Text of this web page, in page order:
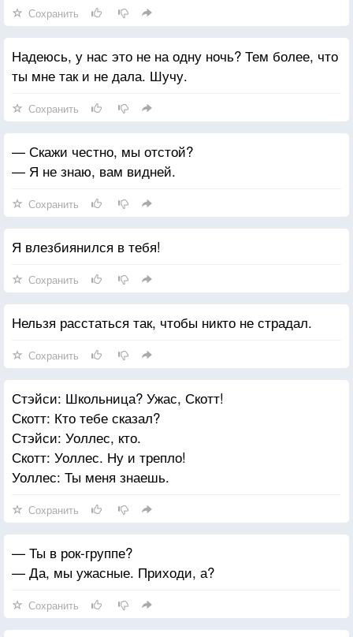
Вам, что скоро мы с Вами сразимся. Меня зовут
Мэтью Пателл и бла бла Предупреждаю, один на
один Семеро злых бла бла » Это же Это же
— Что?!
Сохранить
Надеюсь, у нас это не на одну ночь? Тем более, что
ты мне так и не дала. Шучу.
Сохранить
— Скажи честно, мы отстой?
— Я не знаю, вам видней.
Сохранить
Я влезбиянился в тебя!
Сохранить
Нельзя расстаться так, чтобы никто не страдал.
Сохранить
Стэйси: Школьница? Ужас, Скотт!
Скотт: Кто тебе сказал?
Стэйси: Уоллес, кто.
Скотт: Уоллес. Ну и трепло!
Уоллес: Ты меня знаешь.
Сохранить
— Ты в рок-группе?
— Да, мы ужасные. Приходи, а?
Сохранить